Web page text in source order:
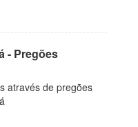
- Pregões
através de pregões